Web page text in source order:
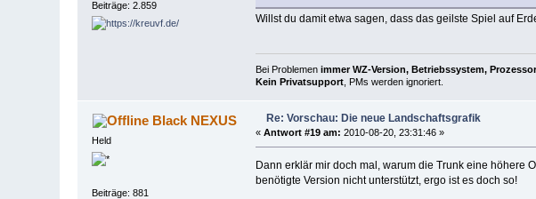
Beiträge: 2.859
Willst du damit etwa sagen, dass das geilste Spiel auf
Bei Problemen immer WZ-Version, Betriebssystem,
Kein Privatsupport, PMs werden ignoriert.
Black NEXUS
Held
Beiträge: 881
Re: Vorschau: Die neue Landschaftsgrafik
« Antwort #19 am: 2010-08-20, 23:31:46 »
Dann erklär mir doch mal, warum die Trunk eine höhere
benötigte Version nicht unterstützt, ergo ist es doch so!